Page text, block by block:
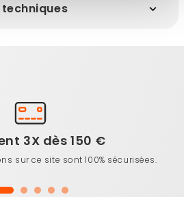
3X dès 150 €
sur ce site sont 100% sécurisées.